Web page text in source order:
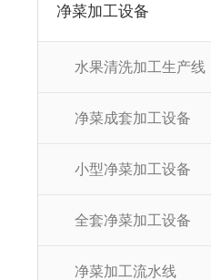
净菜加工设备
水果清洗加工生产线
净菜成套加工设备
小型净菜加工设备
全套净菜加工设备
净菜加工流水线